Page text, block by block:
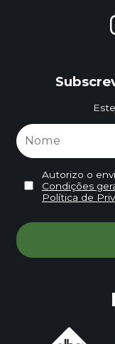
Autorizo o
Condições
Política de